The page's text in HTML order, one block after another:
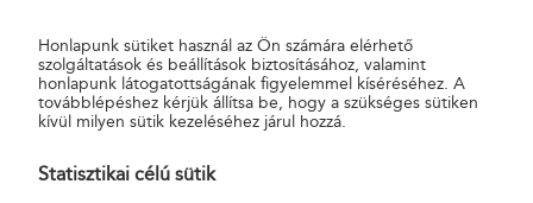
Otthontervező
Lakásszámla
125
40 000 125 20
Otthontervező
100 000
Honlapunk sütiket használ az Ön számára elérhető
szolgáltatások és beállítások biztosításához, valamint
honlapunk látogatottságának figyelemmel kíséréséhez. A
továbblépéshez kérjük állítsa be, hogy a szükséges sütiken
kívül milyen sütik kezeléséhez járul hozzá.
Statisztikai célú sütik